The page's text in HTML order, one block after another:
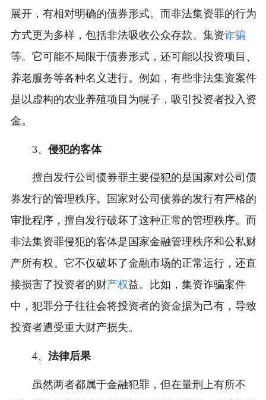
展开，有相对明确的债券形式。而非法集资罪的行为
方式更为多样，包括非法吸收公众存款、集资诈骗
等。它可能不局限于债券形式，还可能以投资项目、
养老服务等各种名义进行。例如，有些非法集资案件
是以虚构的农业养殖项目为幌子，吸引投资者投入资
金。
3、 侵犯的客体
擅自发行公司债券罪主要侵犯的是国家对公司债
券发行的管理秩序。国家对公司债券的发行有严格的
审批程序，擅自发行破坏了这种正常的管理秩序。而
非法集资罪侵犯的客体是国家金融管理秩序和公私财
产所有权。它不仅破坏了金融市场的正常运行，还直
接损害了投资者的财产权益。比如，集资诈骗案件
中，犯罪分子往往会将投资者的资金据为己有，导致
投资者遭受重大财产损失。
4、 法律后果
虽然两者都属于金融犯罪，但在量刑上有所不